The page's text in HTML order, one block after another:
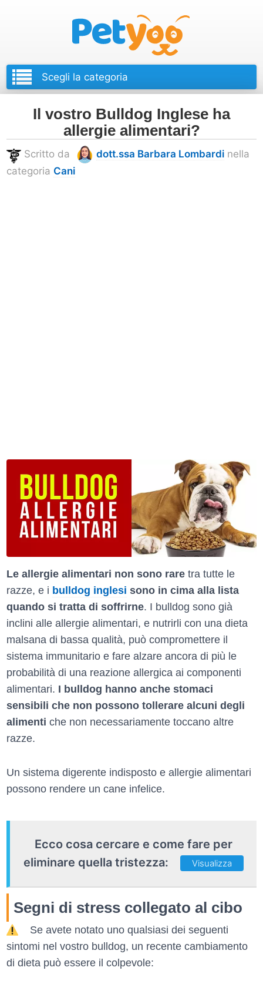
Il vostro Bulldog Inglese ha
allergie alimentari?
Scritto da dott.ssa Barbara Lombardi nella
categoria Cani
Le allergie alimentari non sono rare tra tutte le
razze, e i bulldog inglesi sono in cima alla lista
quando si tratta di soffrirne. I bulldog sono già
inclini alle allergie alimentari, e nutrirli con una dieta
malsana di bassa qualità, può compromettere il
sistema immunitario e fare alzare ancora di più le
probabilità di una reazione allergica ai componenti
alimentari. I bulldog hanno anche stomaci
sensibili che non possono tollerare alcuni degli
alimenti che non necessariamente toccano altre
razze.
Un sistema digerente indisposto e allergie alimentari
possono rendere un cane infelice.
Ecco cosa cercare e come fare per
eliminare quella tristezza:
Visualizza
Segni di stress collegato al cibo
Se avete notato uno qualsiasi dei seguenti
sintomi nel vostro bulldog, un recente cambiamento
di dieta può essere il colpevole: